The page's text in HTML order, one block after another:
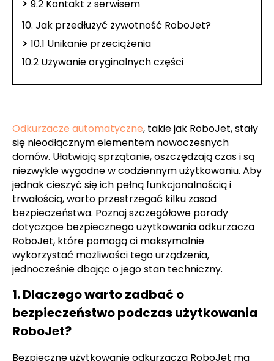
> 9.2 Kontakt z serwisem
10. Jak przedłużyć żywotność RoboJet?
> 10.1 Unikanie przeciążenia
10.2 Używanie oryginalnych części
Odkurzacze automatyczne, takie jak RoboJet, stały
się nieodłącznym elementem nowoczesnych
domów. Ułatwiają sprzątanie, oszczędzają czas i są
niezwykle wygodne w codziennym użytkowaniu. Aby
jednak cieszyć się ich pełną funkcjonalnością i
trwałością, warto przestrzegać kilku zasad
bezpieczeństwa. Poznaj szczegółowe porady
dotyczące bezpiecznego użytkowania odkurzacza
RoboJet, które pomogą ci maksymalnie
wykorzystać możliwości tego urządzenia,
jednocześnie dbając o jego stan techniczny.
1. Dlaczego warto zadbać o
bezpieczeństwo podczas użytkowania
RoboJet?
Bezpieczne użytkowanie odkurzacza RoboJet ma